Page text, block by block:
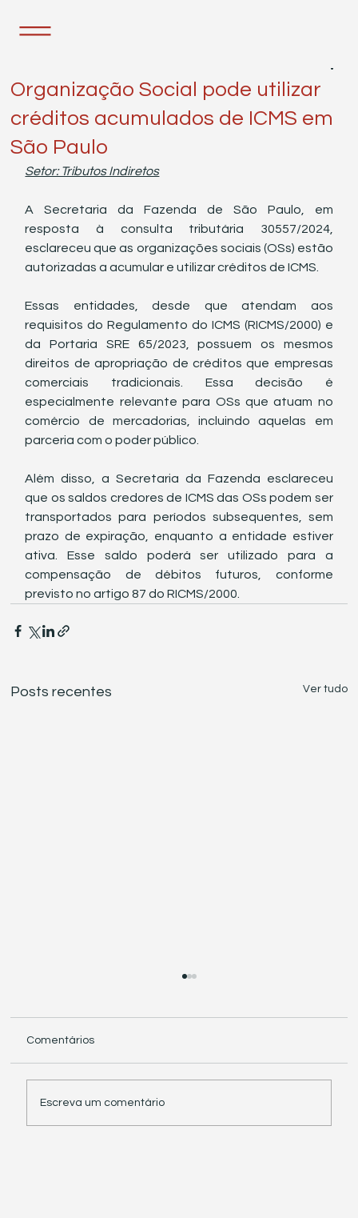
Organização Social pode utilizar
créditos acumulados de ICMS em
São Paulo
Setor: Tributos Indiretos
A Secretaria da Fazenda de São Paulo, em
resposta à consulta tributária 30557/2024,
esclareceu que as organizações sociais (OSs) estão
autorizadas a acumular e utilizar créditos de ICMS.
Essas entidades, desde que atendam aos
requisitos do Regulamento do ICMS (RICMS/2000) e
da Portaria SRE 65/2023, possuem os mesmos
direitos de apropriação de créditos que empresas
comerciais tradicionais. Essa decisão é
especialmente relevante para OSs que atuam no
comércio de mercadorias, incluindo aquelas em
parceria com o poder público.
Além disso, a Secretaria da Fazenda esclareceu
que os saldos credores de ICMS das OSs podem ser
transportados para períodos subsequentes, sem
prazo de expiração, enquanto a entidade estiver
ativa. Esse saldo poderá ser utilizado para a
compensação de débitos futuros, conforme
previsto no artigo 87 do RICMS/2000.
Posts recentes Ver tudo
Comentários
Escreva um comentário